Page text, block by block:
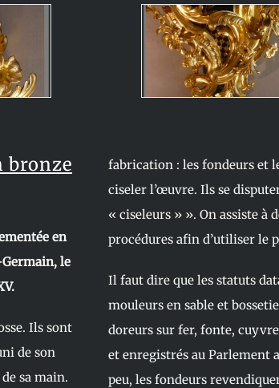
bronze
en
le
Ils sont
de son
sa main.
fabrication : les fondeurs et
ciseler l’œuvre. Ils se
« ciseleurs » ». On assiste à
procédures afin d’utiliser le
Il faut dire que les statuts
mouleurs en sable et
doreurs sur fer, fonte,
et enregistrés au Parlement
peu, les fondeurs